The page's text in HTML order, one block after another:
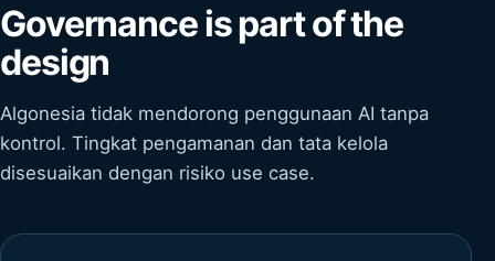
Governance is part of the
design
Algonesia tidak mendorong penggunaan AI tanpa
kontrol. Tingkat pengamanan dan tata kelola
disesuaikan dengan risiko use case.